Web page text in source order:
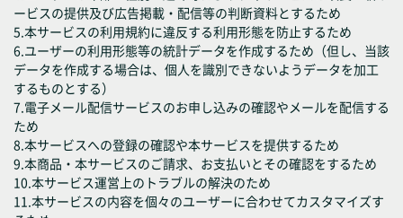
ービスの提供及び広告掲載・配信等の判断資料とするため
5.本サービスの利用規約に違反する利用形態を防止するため
6.ユーザーの利用形態等の統計データを作成するため（但し、当該
データを作成する場合は、個人を識別できないようデータを加工
するものとする）
7.電子メール配信サービスのお申し込みの確認やメールを配信する
ため
8.本サービスへの登録の確認や本サービスを提供するため
9.本商品・本サービスのご請求、お支払いとその確認をするため
10.本サービス運営上のトラブルの解決のため
11.本サービスの内容を個々のユーザーに合わせてカスタマイズす